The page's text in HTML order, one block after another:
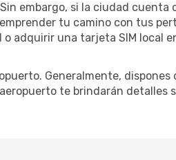
embargo, si la ciudad cuenta
tu camino con tus
adquirir una tarjeta SIM local
Generalmente, dispones
te brindarán detalles